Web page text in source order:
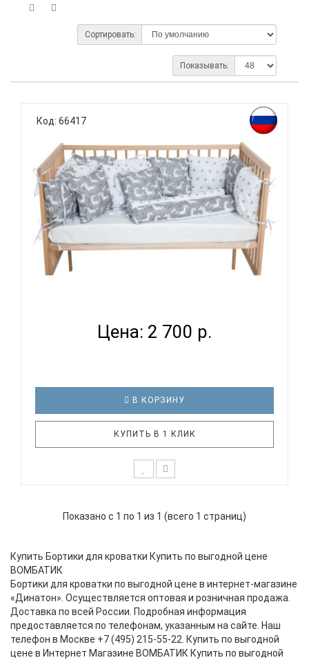
Сортировать:
Показывать:
Код: 66417
Цена: 2 700 р.
В КОРЗИНУ
КУПИТЬ В 1 КЛИК
ВОМБАТИК можно смело назвать 3 в 1. Он
входит 12 подушек бортиков на молнии + 2
универсальный валика на молнии. Способы ..
Показано с 1 по 1 из 1 (всего 1 страниц)
Купить Бортики для кроватки Купить по выгодной цене
ВОМБАТИК
Бортики для кроватки по выгодной цене в интернет-магазине
«Динатон». Осуществляется оптовая и розничная продажа.
Доставка по всей России. Подробная информация
предоставляется по телефонам, указанным на сайте. Наш
телефон в Москве +7 (495) 215-55-22. Купить по выгодной
цене в Интернет Магазине ВОМБАТИК Купить по выгодной